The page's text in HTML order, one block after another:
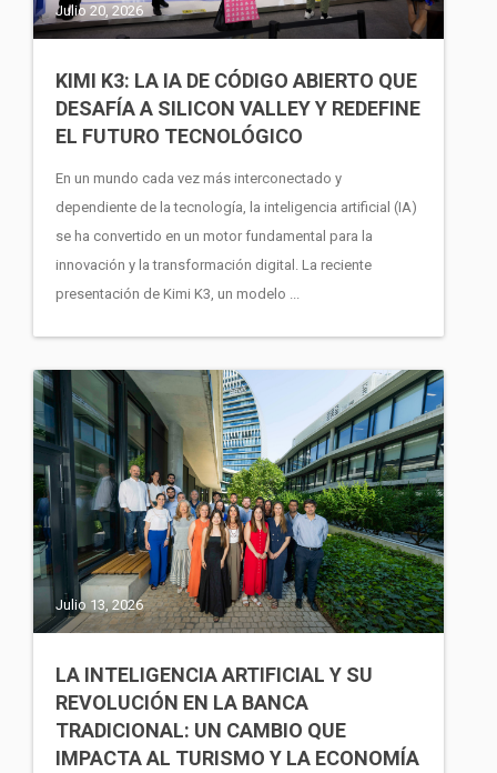
Julio 20, 2026
KIMI K3: LA IA DE CÓDIGO ABIERTO QUE
DESAFÍA A SILICON VALLEY Y REDEFINE
EL FUTURO TECNOLÓGICO
En un mundo cada vez más interconectado y
dependiente de la tecnología, la inteligencia artificial (IA)
se ha convertido en un motor fundamental para la
innovación y la transformación digital. La reciente
presentación de Kimi K3, un modelo ...
Julio 13, 2026
LA INTELIGENCIA ARTIFICIAL Y SU
REVOLUCIÓN EN LA BANCA
TRADICIONAL: UN CAMBIO QUE
IMPACTA AL TURISMO Y LA ECONOMÍA